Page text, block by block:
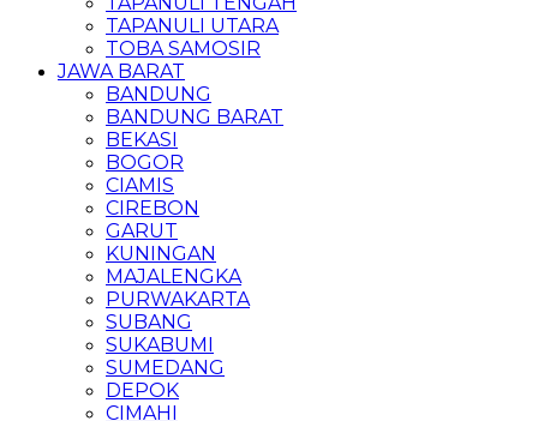
TAPANULI UTARA
TOBA SAMOSIR
JAWA BARAT
BANDUNG
BANDUNG BARAT
BEKASI
BOGOR
CIAMIS
CIREBON
GARUT
KUNINGAN
MAJALENGKA
PURWAKARTA
SUBANG
SUKABUMI
SUMEDANG
DEPOK
CIMAHI